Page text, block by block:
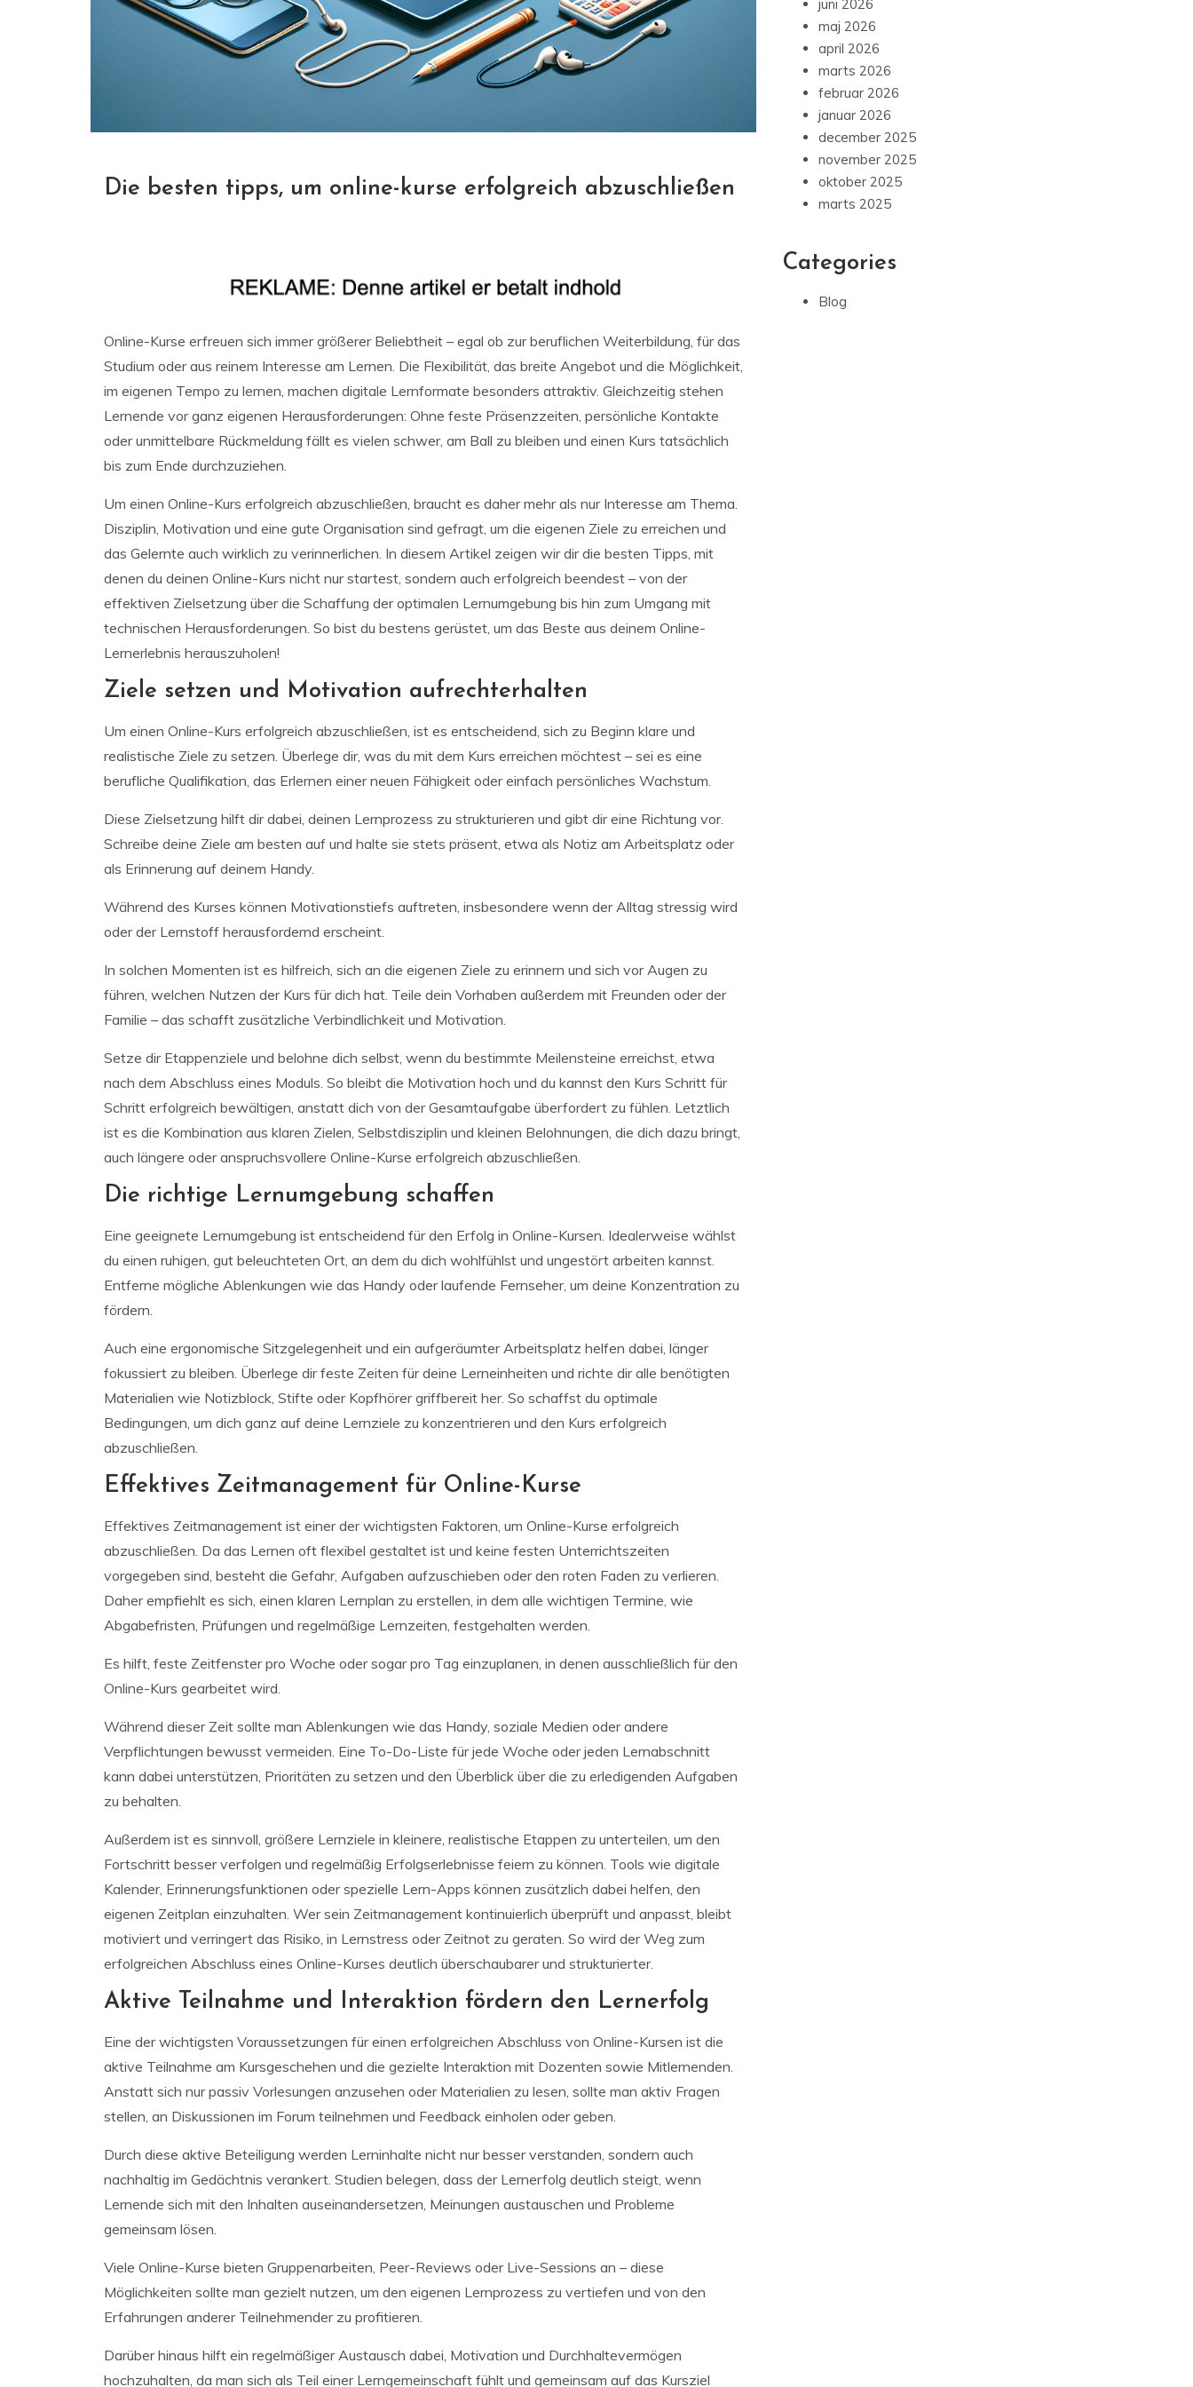
Die besten tipps, um online-kurse erfolgreich abzuschließen
Online-Kurse erfreuen sich immer größerer Beliebtheit – egal ob zur beruflichen Weiterbildung, für das
Studium oder aus reinem Interesse am Lernen. Die Flexibilität, das breite Angebot und die Möglichkeit,
im eigenen Tempo zu lernen, machen digitale Lernformate besonders attraktiv. Gleichzeitig stehen
Lernende vor ganz eigenen Herausforderungen: Ohne feste Präsenzzeiten, persönliche Kontakte
oder unmittelbare Rückmeldung fällt es vielen schwer, am Ball zu bleiben und einen Kurs tatsächlich
bis zum Ende durchzuziehen.
Um einen Online-Kurs erfolgreich abzuschließen, braucht es daher mehr als nur Interesse am Thema.
Disziplin, Motivation und eine gute Organisation sind gefragt, um die eigenen Ziele zu erreichen und
das Gelernte auch wirklich zu verinnerlichen. In diesem Artikel zeigen wir dir die besten Tipps, mit
denen du deinen Online-Kurs nicht nur startest, sondern auch erfolgreich beendest – von der
effektiven Zielsetzung über die Schaffung der optimalen Lernumgebung bis hin zum Umgang mit
technischen Herausforderungen. So bist du bestens gerüstet, um das Beste aus deinem Online-
Lernerlebnis herauszuholen!
Ziele setzen und Motivation aufrechterhalten
Um einen Online-Kurs erfolgreich abzuschließen, ist es entscheidend, sich zu Beginn klare und
realistische Ziele zu setzen. Überlege dir, was du mit dem Kurs erreichen möchtest – sei es eine
berufliche Qualifikation, das Erlernen einer neuen Fähigkeit oder einfach persönliches Wachstum.
Diese Zielsetzung hilft dir dabei, deinen Lernprozess zu strukturieren und gibt dir eine Richtung vor.
Schreibe deine Ziele am besten auf und halte sie stets präsent, etwa als Notiz am Arbeitsplatz oder
als Erinnerung auf deinem Handy.
Während des Kurses können Motivationstiefs auftreten, insbesondere wenn der Alltag stressig wird
oder der Lernstoff herausfordernd erscheint.
In solchen Momenten ist es hilfreich, sich an die eigenen Ziele zu erinnern und sich vor Augen zu
führen, welchen Nutzen der Kurs für dich hat. Teile dein Vorhaben außerdem mit Freunden oder der
Familie – das schafft zusätzliche Verbindlichkeit und Motivation.
Setze dir Etappenziele und belohne dich selbst, wenn du bestimmte Meilensteine erreichst, etwa
nach dem Abschluss eines Moduls. So bleibt die Motivation hoch und du kannst den Kurs Schritt für
Schritt erfolgreich bewältigen, anstatt dich von der Gesamtaufgabe überfordert zu fühlen. Letztlich
ist es die Kombination aus klaren Zielen, Selbstdisziplin und kleinen Belohnungen, die dich dazu bringt,
auch längere oder anspruchsvollere Online-Kurse erfolgreich abzuschließen.
Die richtige Lernumgebung schaffen
Eine geeignete Lernumgebung ist entscheidend für den Erfolg in Online-Kursen. Idealerweise wählst
du einen ruhigen, gut beleuchteten Ort, an dem du dich wohlfühlst und ungestört arbeiten kannst.
Entferne mögliche Ablenkungen wie das Handy oder laufende Fernseher, um deine Konzentration zu
fördern.
Auch eine ergonomische Sitzgelegenheit und ein aufgeräumter Arbeitsplatz helfen dabei, länger
fokussiert zu bleiben. Überlege dir feste Zeiten für deine Lerneinheiten und richte dir alle benötigten
Materialien wie Notizblock, Stifte oder Kopfhörer griffbereit her. So schaffst du optimale
Bedingungen, um dich ganz auf deine Lernziele zu konzentrieren und den Kurs erfolgreich
abzuschließen.
Effektives Zeitmanagement für Online-Kurse
Effektives Zeitmanagement ist einer der wichtigsten Faktoren, um Online-Kurse erfolgreich
abzuschließen. Da das Lernen oft flexibel gestaltet ist und keine festen Unterrichtszeiten
vorgegeben sind, besteht die Gefahr, Aufgaben aufzuschieben oder den roten Faden zu verlieren.
Daher empfiehlt es sich, einen klaren Lernplan zu erstellen, in dem alle wichtigen Termine, wie
Abgabefristen, Prüfungen und regelmäßige Lernzeiten, festgehalten werden.
Es hilft, feste Zeitfenster pro Woche oder sogar pro Tag einzuplanen, in denen ausschließlich für den
Online-Kurs gearbeitet wird.
Während dieser Zeit sollte man Ablenkungen wie das Handy, soziale Medien oder andere
Verpflichtungen bewusst vermeiden. Eine To-Do-Liste für jede Woche oder jeden Lernabschnitt
kann dabei unterstützen, Prioritäten zu setzen und den Überblick über die zu erledigenden Aufgaben
zu behalten.
Außerdem ist es sinnvoll, größere Lernziele in kleinere, realistische Etappen zu unterteilen, um den
Fortschritt besser verfolgen und regelmäßig Erfolgserlebnisse feiern zu können. Tools wie digitale
Kalender, Erinnerungsfunktionen oder spezielle Lern-Apps können zusätzlich dabei helfen, den
eigenen Zeitplan einzuhalten. Wer sein Zeitmanagement kontinuierlich überprüft und anpasst, bleibt
motiviert und verringert das Risiko, in Lernstress oder Zeitnot zu geraten. So wird der Weg zum
erfolgreichen Abschluss eines Online-Kurses deutlich überschaubarer und strukturierter.
Aktive Teilnahme und Interaktion fördern den Lernerfolg
Eine der wichtigsten Voraussetzungen für einen erfolgreichen Abschluss von Online-Kursen ist die
aktive Teilnahme am Kursgeschehen und die gezielte Interaktion mit Dozenten sowie Mitlernenden.
Anstatt sich nur passiv Vorlesungen anzusehen oder Materialien zu lesen, sollte man aktiv Fragen
stellen, an Diskussionen im Forum teilnehmen und Feedback einholen oder geben.
Durch diese aktive Beteiligung werden Lerninhalte nicht nur besser verstanden, sondern auch
nachhaltig im Gedächtnis verankert. Studien belegen, dass der Lernerfolg deutlich steigt, wenn
Lernende sich mit den Inhalten auseinandersetzen, Meinungen austauschen und Probleme
gemeinsam lösen.
Viele Online-Kurse bieten Gruppenarbeiten, Peer-Reviews oder Live-Sessions an – diese
Möglichkeiten sollte man gezielt nutzen, um den eigenen Lernprozess zu vertiefen und von den
Erfahrungen anderer Teilnehmender zu profitieren.
Darüber hinaus hilft ein regelmäßiger Austausch dabei, Motivation und Durchhaltevermögen
hochzuhalten, da man sich als Teil einer Lerngemeinschaft fühlt und gemeinsam auf das Kursziel
juni 2026
maj 2026
april 2026
marts 2026
februar 2026
januar 2026
december 2025
november 2025
oktober 2025
marts 2025
Categories
Blog